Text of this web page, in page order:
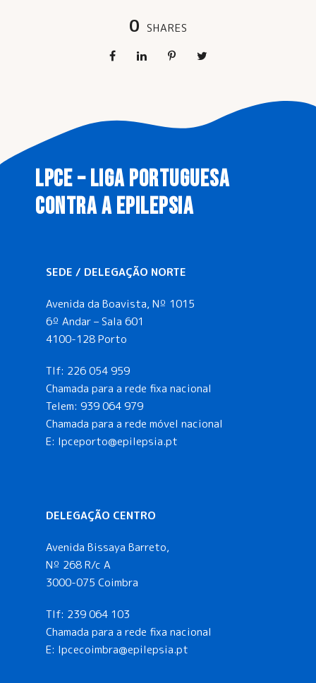
0 SHARES
LPCE – LIGA PORTUGUESA
CONTRA A EPILEPSIA
SEDE / DELEGAÇÃO NORTE
Avenida da Boavista, Nº 1015
6º Andar – Sala 601
4100-128 Porto
Tlf: 226 054 959
Chamada para a rede fixa nacional
Telem: 939 064 979
Chamada para a rede móvel nacional
E: lpceporto@epilepsia.pt
DELEGAÇÃO CENTRO
Avenida Bissaya Barreto,
Nº 268 R/c A
3000-075 Coimbra
Tlf: 239 064 103
Chamada para a rede fixa nacional
E: lpcecoimbra@epilepsia.pt